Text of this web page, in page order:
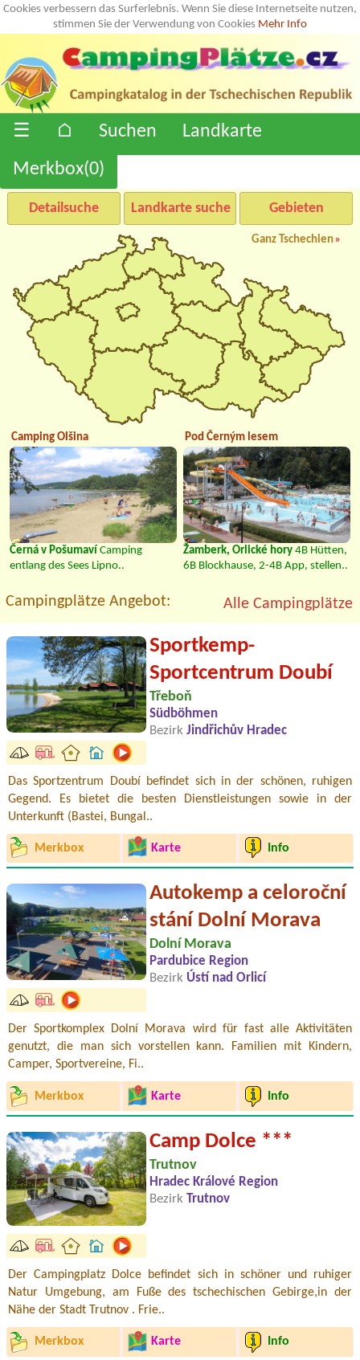
Cookies verbessern das Surferlebnis. Wenn Sie diese Internetseite nutzen,
stimmen Sie der Verwendung von Cookies Mehr Info
☰ ⌂ Suchen
Landkarte
Merkbox(0)
Detailsuche Landkarte suche Gebieten
Ganz Tschechien»
Camping Olšina
Černá v Pošumaví Camping
entlang des Sees Lipno..
Pod Černým lesem
Žamberk, Orlické hory 4B Hütten,
6B Blockhause, 2-4B App, stellen..
Campingplätze Angebot: Alle Campingplätze
Sportkemp-
Sportcentrum Doubí
Třeboň
Südböhmen
Bezirk Jindřichův Hradec
Das Sportzentrum Doubí befindet sich in der schönen, ruhigen
Gegend. Es bietet die besten Dienstleistungen sowie in der
Unterkunft (Bastei, Bungal..
Merkbox Karte Info
Autokemp a celoroční
stání Dolní Morava
Dolní Morava
Pardubice Region
Bezirk Ústí nad Orlicí
Der Sportkomplex Dolní Morava wird für fast alle Aktivitäten
genutzt, die man sich vorstellen kann. Familien mit Kindern,
Camper, Sportvereine, Fi..
Merkbox Karte Info
Camp Dolce ***
Trutnov
Hradec Králové Region
Bezirk
Trutnov
Der Campingplatz Dolce befindet sich in schöner und ruhiger
Natur Umgebung, am Fuße des tschechischen Gebirge,in der
Nähe der Stadt Trutnov . Frie..
Merkbox Karte Info